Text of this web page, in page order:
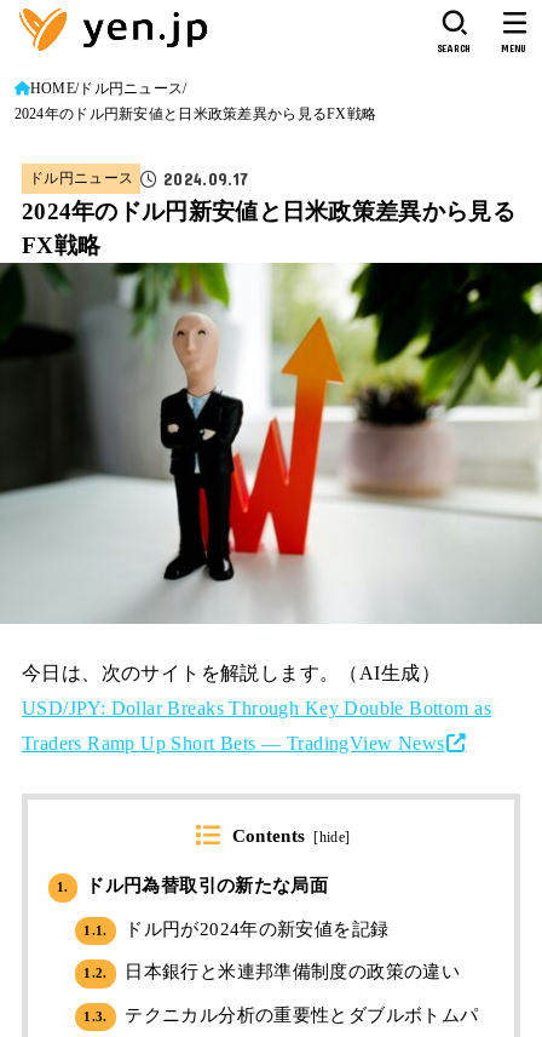
SEARCH MENU
HOME ドル円ニュース
2024年のドル円新安値と日米政策差異から見るFX戦略
ドル円ニュース 2024.09.17
2024年のドル円新安値と日米政策差異から見る
FX戦略
今日は、次のサイトを解説します。（AI生成）
USD/JPY: Dollar Breaks Through Key Double Bottom as
Traders Ramp Up Short Bets — TradingView News
Contents [hide]
1. ドル円為替取引の新たな局面
1.1. ドル円が2024年の新安値を記録
1.2. 日本銀行と米連邦準備制度の政策の違い
1.3.
テクニカル分析の重要性とダブルボトムパ